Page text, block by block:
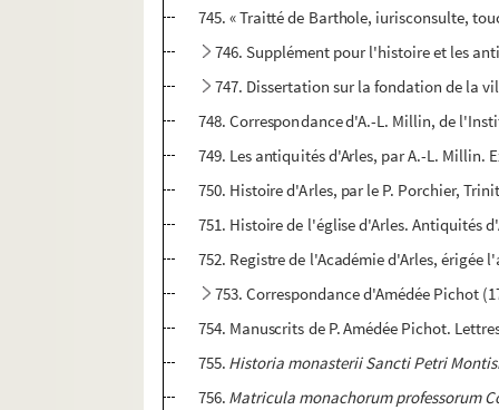
745. « Traitté de Barthole, iurisconsulte,
746. Supplément pour l'histoire et les
747. Dissertation sur la fondation de la
748. Correspondance d'A.-L. Millin, de
749. Les antiquités d'Arles, par A.-L.
750. Histoire d'Arles, par le P. Porchier,
751. Histoire de l'église d'Arles. Antiquités
752. Registre de l'Académie d'Arles, érigée
753. Correspondance d'Amédée Pichot
754. Manuscrits de P. Amédée Pichot.
755. Historia monasterii Sancti Petri
756. Matricula monachorum professorum